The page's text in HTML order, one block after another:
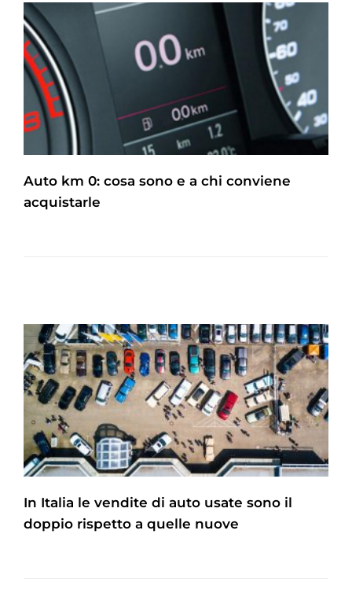
Auto km 0: cosa sono e a chi conviene
acquistarle
In Italia le vendite di auto usate sono il
doppio rispetto a quelle nuove